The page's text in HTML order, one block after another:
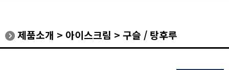
제품소개 > 아이스크림 > 구슬 / 탕후루